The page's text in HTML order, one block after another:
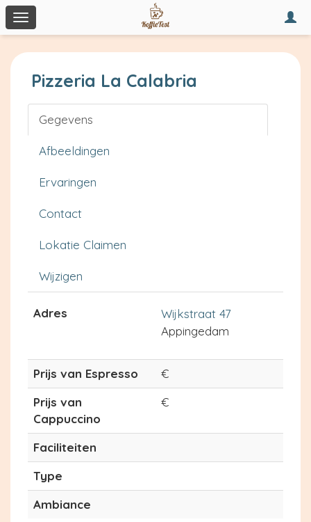
Toggle
navigation
Pizzeria La Calabria
Gegevens
Afbeeldingen
Ervaringen
Contact
Lokatie Claimen
Wijzigen
Adres
Wijkstraat 47
Appingedam
Prijs van Espresso
€
Prijs van
Cappuccino
€
Faciliteiten
Type
Ambiance